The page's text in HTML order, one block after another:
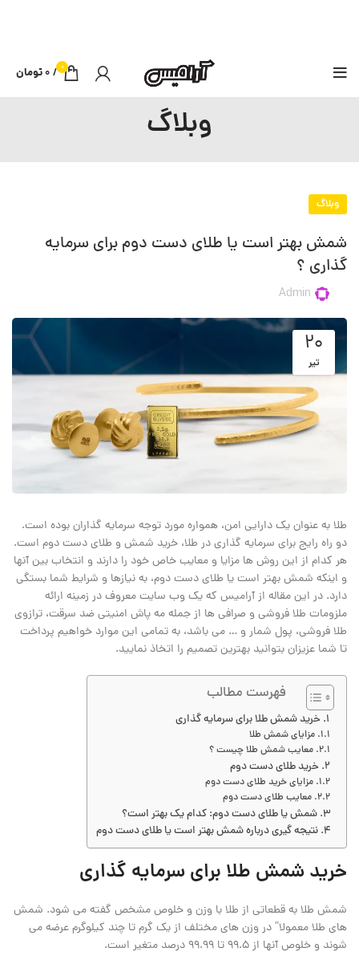
0
/
0تومان
وبلاگ
وبلاگ
شمش بهتر است یا طلای دست دوم برای سرمایه
گذاری ؟
Admin
۲۰
تیر
طلا به عنوان یک دارایی امن، همواره مورد توجه سرمایه ‌گذاران بوده است.
دو راه رایج برای سرمایه‌ گذاری در طلا، خرید شمش و طلای دست دوم است.
هر کدام از این روش‌ ها مزایا و معایب خاص خود را دارند و انتخاب بین آنها
و اینکه شمش بهتر است یا طلای دست دوم، به نیازها و شرایط شما بستگی
دارد. در این مقاله از آرامیس که یک وب سایت معروف در زمینه ارائه
ملزومات طلا فروشی و صرافی ها از جمله مه پاش امنیتی ضد سرقت، ترازوی
طلا فروشی، پول شمار و … می باشد، به تمامی این موارد خواهیم پرداخت
تا شما عزیزان بتوانید بهترین تصمیم را اتخاذ نمایید.
فهرست مطالب
خرید شمش طلا برای سرمایه گذاری
مزایای شمش طلا
معایب شمش طلا چیست ؟
خرید طلای دست دوم
مزایای خرید طلای دست دوم
معایب طلای دست دوم
شمش یا طلای دست دوم: کدام یک بهتر است؟
نتیجه گیری درباره شمش بهتر است یا طلای دست دوم
خرید شمش طلا برای سرمایه گذاری
شمش طلا به قطعاتی از طلا با وزن و خلوص مشخص گفته می‌ شود. شمش
‌های طلا معمولا” در وزن ‌های مختلف از یک گرم تا چند کیلوگرم عرضه می
‌شوند و خلوص آنها از 99.5 تا 99.99 درصد متغیر است.